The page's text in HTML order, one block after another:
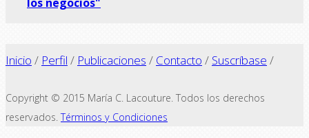
Inicio / Perfil / Publicaciones / Contacto / Suscríbase /
Copyright © 2015 María C. Lacouture. Todos los derechos
reservados.Términos y Condiciones